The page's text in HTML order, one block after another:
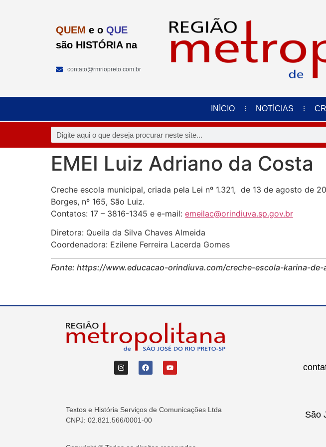
QUEM e o QUE
são HISTÓRIA na
contato@rmriopreto.com.br
INÍCIO NOTÍCIAS
EMEI Luiz Adriano da Costa
Creche escola municipal, criada pela Lei nº 1.321, de 13 de agosto de
Borges, nº 165, São Luiz.
Contatos: 17 – 3816-1345 e e-mail: emeilac@orindiuva.sp.gov.br
Diretora: Queila da Silva Chaves Almeida
Coordenadora: Ezilene Ferreira Lacerda Gomes
Fonte: https://www.educacao-orindiuva.com/creche-escola-karina-de-
Textos e História Serviços de Comunicações Ltda
CNPJ: 02.821.566/0001-00
São